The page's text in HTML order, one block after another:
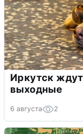
Иркутск
выходные
6 августа 2